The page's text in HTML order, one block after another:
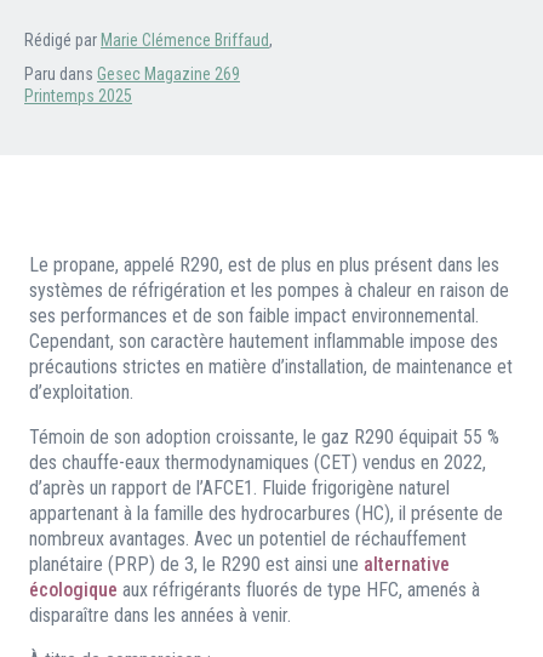
Nous rejoindre
Extranet
Rédigé par Marie Clémence Briffaud,
Paru dans Gesec Magazine 269
Printemps 2025
Le propane, appelé R290, est de plus en plus présent dans les
systèmes de réfrigération et les pompes à chaleur en raison de
ses performances et de son faible impact environnemental.
Cependant, son caractère hautement inflammable impose des
précautions strictes en matière d’installation, de maintenance et
d’exploitation.
Témoin de son adoption croissante, le gaz R290 équipait 55 %
des chauffe-eaux thermodynamiques (CET) vendus en 2022,
d’après un rapport de l’AFCE1. Fluide frigorigène naturel
appartenant à la famille des hydrocarbures (HC), il présente de
nombreux avantages. Avec un potentiel de réchauffement
planétaire (PRP) de 3, le R290 est ainsi une alternative
écologique aux réfrigérants fluorés de type HFC, amenés à
disparaître dans les années à venir.